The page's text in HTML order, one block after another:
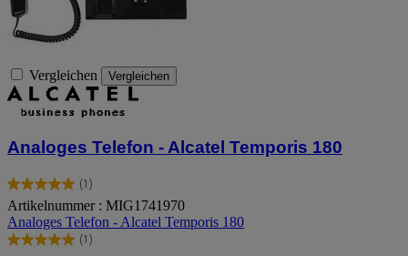
Vergleichen Vergleichen
Analoges Telefon - Alcatel Temporis 180
(1)
5.0
von
5
Sternen.
Artikelnummer : MIG1741970
Analoges Telefon - Alcatel Temporis 180
(1)
5.0